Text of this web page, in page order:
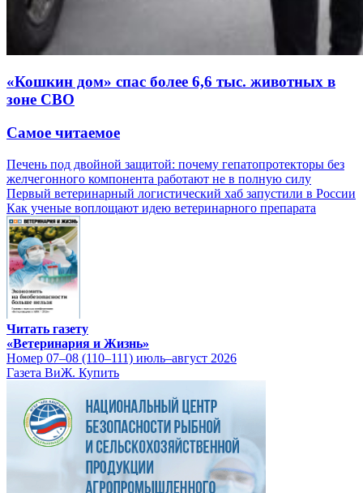
«Кошкин дом» спас более 6,6 тыс. животных в
зоне СВО
Самое читаемое
Печень под двойной защитой: почему гепатопротекторы без
желчегонного компонента работают не в полную силу
Первый ветеринарный логистический хаб запустили в России
Как ученые воплощают идею ветеринарного препарата
Читать газету
«Ветеринария и Жизнь»
Номер 07–08 (110–111) июль–август 2026
Газета ВиЖ. Купить